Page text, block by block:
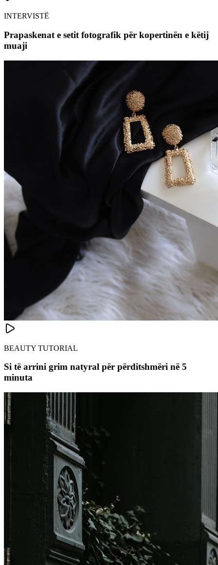
INTERVISTË
Prapaskenat e setit fotografik për kopertinën e këtij
muaji
BEAUTY TUTORIAL
Si të arrini grim natyral për përditshmëri në 5
minuta